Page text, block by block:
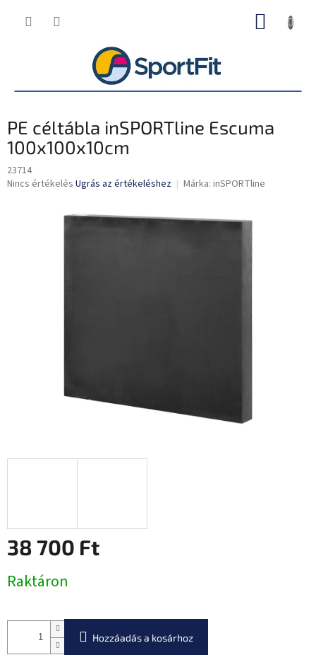
KOSÁR
PE céltábla inSPORTline Escuma
100x100x10cm
23714
A
Nincs értékelés Ugrás az értékeléshez Márka: inSPORTline
38 700 Ft
Raktáron
Hozzáadás a kosárhoz